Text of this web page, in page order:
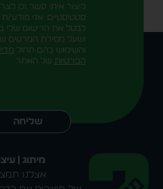
ליצור איתי קשר וכן
סטטיסטיים. אני מודע/
לבטל את הרישום שלי
ושעל מסירת הפרטים
והשימוש בהם תחול
הפרטיות של האתר
שליחה
מיתוג |
אצלנו